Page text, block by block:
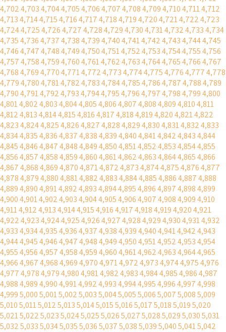
4,7024,7034,7044,7054,7064,7074,7084,7094,7104,7114,712
4,7134,7144,7154,7164,7174,7184,7194,7204,7214,7224,723
4,7244,7254,7264,7274,7284,7294,7304,7314,7324,7334,734
4,7354,7364,7374,7384,7394,7404,7414,7424,7434,7444,745
4,7464,7474,7484,7494,7504,7514,7524,7534,7544,7554,756
4,7574,7584,7594,7604,7614,7624,7634,7644,7654,7664,767
4,7684,7694,7704,7714,7724,7734,7744,7754,7764,7774,778
4,7794,7804,7814,7824,7834,7844,7854,7864,7874,7884,789
4,7904,7914,7924,7934,7944,7954,7964,7974,7984,7994,800
4,8014,8024,8034,8044,8054,8064,8074,8084,8094,8104,811
4,8124,8134,8144,8154,8164,8174,8184,8194,8204,8214,822
4,8234,8244,8254,8264,8274,8284,8294,8304,8314,8324,833
4,8344,8354,8364,8374,8384,8394,8404,8414,8424,8434,844
4,8454,8464,8474,8484,8494,8504,8514,8524,8534,8544,855
4,8564,8574,8584,8594,8604,8614,8624,8634,8644,8654,866
4,8674,8684,8694,8704,8714,8724,8734,8744,8754,8764,877
4,8784,8794,8804,8814,8824,8834,8844,8854,8864,8874,888
4,8894,8904,8914,8924,8934,8944,8954,8964,8974,8984,899
4,9004,9014,9024,9034,9044,9054,9064,9074,9084,9094,910
4,9114,9124,9134,9144,9154,9164,9174,9184,9194,9204,921
4,9224,9234,9244,9254,9264,9274,9284,9294,9304,9314,932
4,9334,9344,9354,9364,9374,9384,9394,9404,9414,9424,943
4,9444,9454,9464,9474,9484,9494,9504,9514,9524,9534,954
4,9554,9564,9574,9584,9594,9604,9614,9624,9634,9644,965
4,9664,9674,9684,9694,9704,9714,9724,9734,9744,9754,976
4,9774,9784,9794,9804,9814,9824,9834,9844,9854,9864,987
4,9884,9894,9904,9914,9924,9934,9944,9954,9964,9974,998
4,9995,0005,0015,0025,0035,0045,0055,0065,0075,0085,009
5,0105,0115,0125,0135,0145,0155,0165,0175,0185,0195,020
5,0215,0225,0235,0245,0255,0265,0275,0285,0295,0305,031
5,0325,0335,0345,0355,0365,0375,0385,0395,0405,0415,042